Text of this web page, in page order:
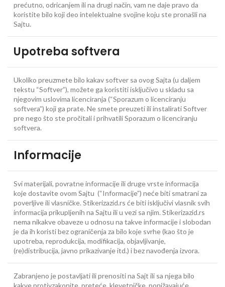
prećutno, odricanjem ili na drugi način, vam ne daje pravo da
koristite bilo koji deo intelektualne svojine koju ste pronašli na
Sajtu.
Upotreba softvera
Ukoliko preuzmete bilo kakav softver sa ovog Sajta (u daljem
tekstu “Softver”), možete ga koristiti isključivo u skladu sa
njegovim uslovima licenciranja (“Sporazum o licenciranju
softvera”) koji ga prate. Ne smete preuzeti ili instalirati Softver
pre nego što ste pročitali i prihvatili Sporazum o licenciranju
softvera.
Informacije
Svi materijali, povratne informacije ili druge vrste informacija
koje dostavite ovom Sajtu (“Informacije”) neće biti smatrani za
poverljive ili vlasničke. Stikerizazid.rs će biti isključivi vlasnik svih
informacija prikupljenih na Sajtu ili u vezi sa njim. Stikerizazid.rs
nema nikakve obaveze u odnosu na takve informacije i slobodan
je da ih koristi bez ograničenja za bilo koje svrhe (kao što je
upotreba, reprodukcija, modifikacija, objavljivanje,
(re)distribucija, javno prikazivanje itd.) i bez navođenja izvora.
Zabranjeno je postavljati ili prenositi na Sajt ili sa njega bilo
kakve protivzakonite, preteće, klevetničke, ponižavajuće,